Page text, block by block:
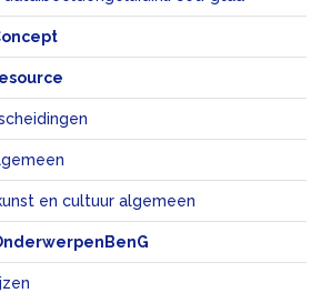
en cultuur algemeen